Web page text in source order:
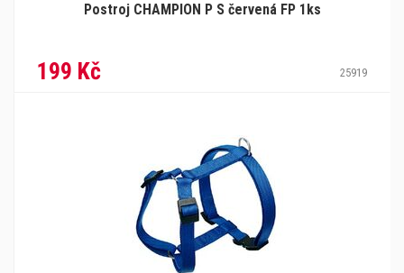
Postroj CHAMPION P S červená FP 1ks
199 Kč 25919